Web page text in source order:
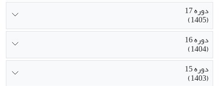
دوره 17
(1405)
دوره 16
(1404)
دوره 15
(1403)